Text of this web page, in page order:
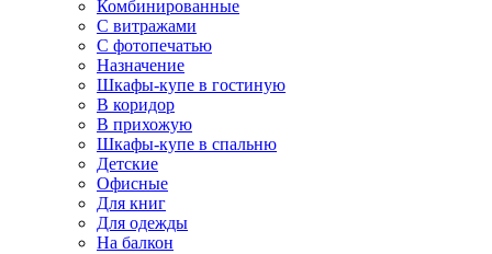
Комбинированные
С витражами
С фотопечатью
Назначение
Шкафы-купе в гостиную
В коридор
В прихожую
Шкафы-купе в спальню
Детские
Офисные
Для книг
Для одежды
На балкон